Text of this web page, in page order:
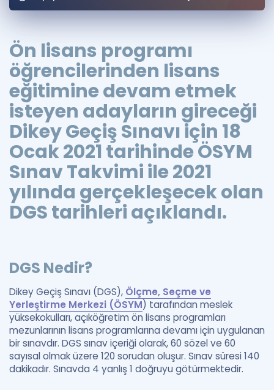
Puan Hesaplama
ÖSYM Sınav Takvimi
Kampanyalar
Blog
İngilizce Gramer
Ön lisans programı
öğrencilerinden lisans
eğitimine devam etmek
isteyen adayların gireceği
Dikey Geçiş Sınavı için 18
Ocak 2021 tarihinde ÖSYM
Sınav Takvimi ile 2021
yılında gerçekleşecek olan
DGS tarihleri açıklandı.
DGS Nedir?
Dikey Geçiş Sınavı (DGS), Ölçme, Seçme ve
Yerleştirme Merkezi (ÖSYM) tarafından meslek
yüksekokulları, açıköğretim ön lisans programları
mezunlarının lisans programlarına devamı için uygulanan
bir sınavdır. DGS sınav içeriği olarak, 60 sözel ve 60
sayısal olmak üzere 120 sorudan oluşur. Sınav süresi 140
dakikadır. Sınavda 4 yanlış 1 doğruyu götürmektedir.